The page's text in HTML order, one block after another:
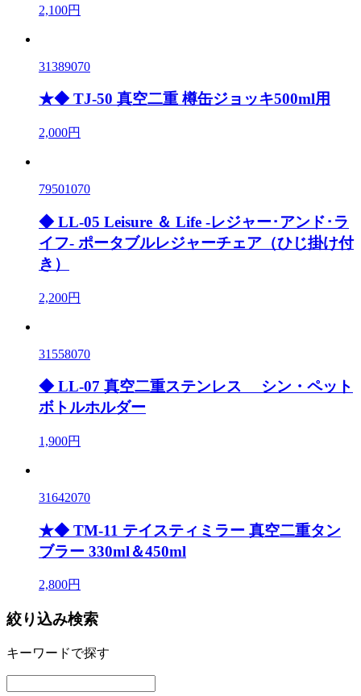
2,100円
31389070
★◆ TJ-50 真空二重 樽缶ジョッキ500ml用
2,000円
79501070
◆ LL-05 Leisure ＆ Life -レジャー･アンド･ラ
イフ- ポータブルレジャーチェア（ひじ掛け付
き）
2,200円
31558070
◆ LL-07 真空二重ステンレス シン・ペット
ボトルホルダー
1,900円
31642070
★◆ TM-11 テイスティミラー 真空二重タン
ブラー 330ml＆450ml
2,800円
絞り込み検索
キーワードで探す